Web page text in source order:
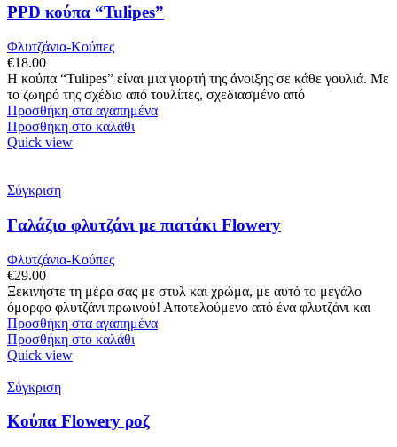
PPD κούπα “Tulipes”
Φλυτζάνια-Κούπες
€18.00
Η κούπα “Tulipes” είναι μια γιορτή της άνοιξης σε κάθε γουλιά. Με
το ζωηρό της σχέδιο από τουλίπες, σχεδιασμένο από
Προσθήκη στα αγαπημένα
Προσθήκη στο καλάθι
Quick view
Σύγκριση
Γαλάζιο φλυτζάνι με πιατάκι Flowery
Φλυτζάνια-Κούπες
€29.00
Ξεκινήστε τη μέρα σας με στυλ και χρώμα, με αυτό το μεγάλο
όμορφο φλυτζάνι πρωινού! Αποτελούμενο από ένα φλυτζάνι και
Προσθήκη στα αγαπημένα
Προσθήκη στο καλάθι
Quick view
Σύγκριση
Κούπα Flowery ροζ